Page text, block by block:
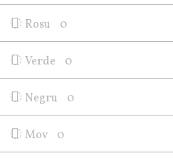
Rosu 0
Verde 0
Negru 0
Mov 0